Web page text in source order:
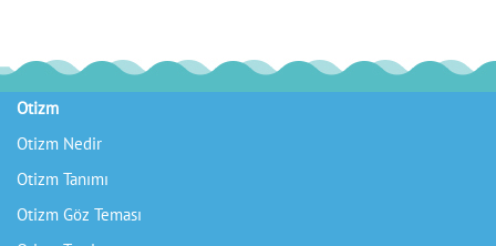
Otizm
Gelişim Geriliği
Otizm Nedir
Gelişim Geriliği Nasıl Fark Edilir
Otizm Tanımı
Gelişim Geriliği Nasıl Tedavi Edilir
Otizm Göz Teması